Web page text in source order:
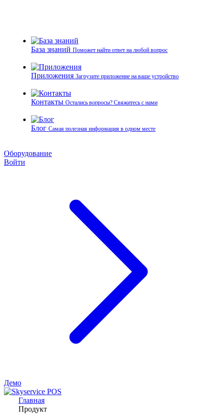
База знаний Поможет найти ответ на любой вопрос
Приложения Загрузите приложение на ваше устройство
Контакты Остались вопросы? Свяжитесь с нами
Блог Самая полезная информация в одном месте
Оборудование
Войти
Демо
Главная
Продукт